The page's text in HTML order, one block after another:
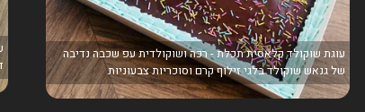
עוגת שוקולד קלאסית תכלת - רכה ושוקולדית עפ שכבה נדיבה
של גנאש שוקולד בלגי זילוף קרם וסוכריות צבעוניות